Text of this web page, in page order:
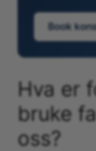
Book
Hva er
bruke
oss?